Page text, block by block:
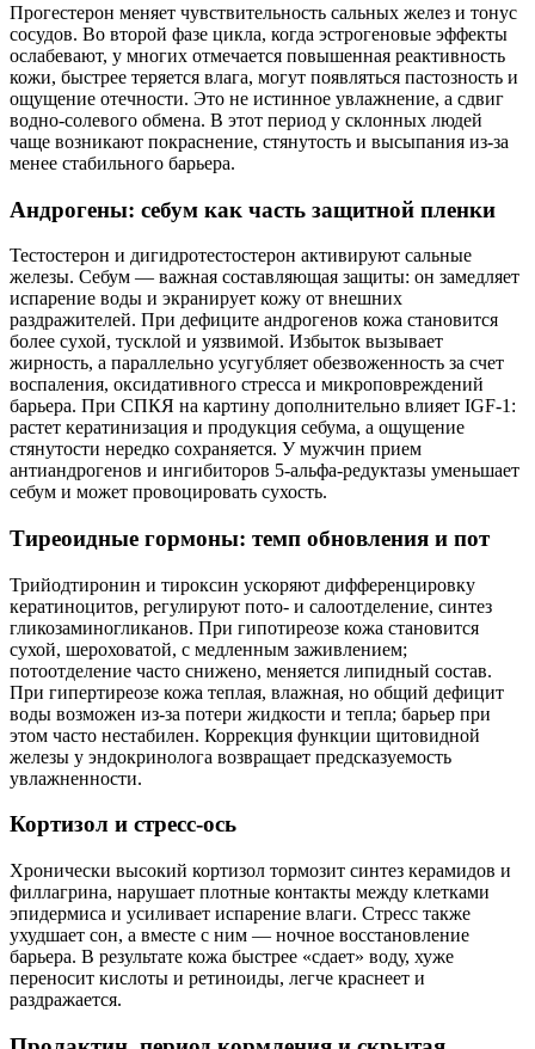
Прогестерон меняет чувствительность сальных желез и тонус
сосудов. Во второй фазе цикла, когда эстрогеновые эффекты
ослабевают, у многих отмечается повышенная реактивность
кожи, быстрее теряется влага, могут появляться пастозность и
ощущение отечности. Это не истинное увлажнение, а сдвиг
водно‑солевого обмена. В этот период у склонных людей
чаще возникают покраснение, стянутость и высыпания из‑за
менее стабильного барьера.
Андрогены: себум как часть защитной пленки
Тестостерон и дигидротестостерон активируют сальные
железы. Себум — важная составляющая защиты: он замедляет
испарение воды и экранирует кожу от внешних
раздражителей. При дефиците андрогенов кожа становится
более сухой, тусклой и уязвимой. Избыток вызывает
жирность, а параллельно усугубляет обезвоженность за счет
воспаления, оксидативного стресса и микроповреждений
барьера. При СПКЯ на картину дополнительно влияет IGF‑1:
растет кератинизация и продукция себума, а ощущение
стянутости нередко сохраняется. У мужчин прием
антиандрогенов и ингибиторов 5‑альфа‑редуктазы уменьшает
себум и может провоцировать сухость.
Тиреоидные гормоны: темп обновления и пот
Трийодтиронин и тироксин ускоряют дифференцировку
кератиноцитов, регулируют пото‑ и салоотделение, синтез
гликозаминогликанов. При гипотиреозе кожа становится
сухой, шероховатой, с медленным заживлением;
потоотделение часто снижено, меняется липидный состав.
При гипертиреозе кожа теплая, влажная, но общий дефицит
воды возможен из‑за потери жидкости и тепла; барьер при
этом часто нестабилен. Коррекция функции щитовидной
железы у эндокринолога возвращает предсказуемость
увлажненности.
Кортизол и стресс‑ось
Хронически высокий кортизол тормозит синтез керамидов и
филлагрина, нарушает плотные контакты между клетками
эпидермиса и усиливает испарение влаги. Стресс также
ухудшает сон, а вместе с ним — ночное восстановление
барьера. В результате кожа быстрее «сдает» воду, хуже
переносит кислоты и ретиноиды, легче краснеет и
раздражается.